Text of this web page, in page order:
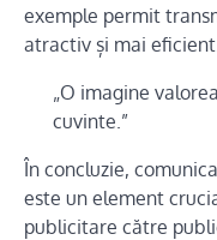
exemple permit
atractiv și mai eficient.
„O imagine
cuvinte.”
În concluzie,
este un element
publicitare către